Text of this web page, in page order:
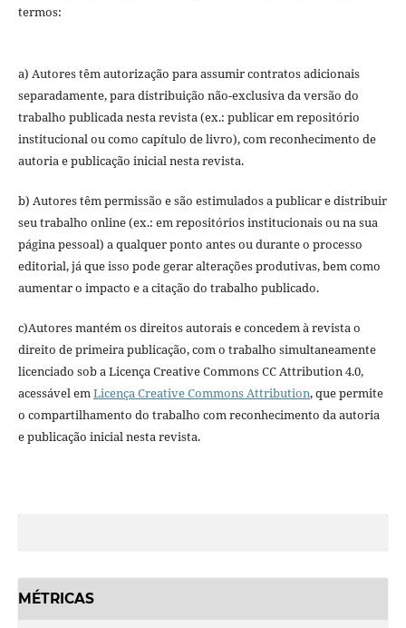
termos:
a) Autores têm autorização para assumir contratos adicionais
separadamente, para distribuição não-exclusiva da versão do
trabalho publicada nesta revista (ex.: publicar em repositório
institucional ou como capítulo de livro), com reconhecimento de
autoria e publicação inicial nesta revista.
b) Autores têm permissão e são estimulados a publicar e distribuir
seu trabalho online (ex.: em repositórios institucionais ou na sua
página pessoal) a qualquer ponto antes ou durante o processo
editorial, já que isso pode gerar alterações produtivas, bem como
aumentar o impacto e a citação do trabalho publicado.
c)Autores mantém os direitos autorais e concedem à revista o
direito de primeira publicação, com o trabalho simultaneamente
licenciado sob a Licença Creative Commons CC Attribution 4.0,
acessável emLicença Creative Commons Attribution, que permite
o compartilhamento do trabalho com reconhecimento da autoria
e publicação inicial nesta revista.
MÉTRICAS